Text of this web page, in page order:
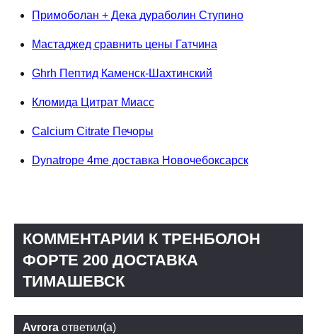
Примоболан + Дека дураболин Ступино
Мастаджед сравнить цены Гатчина
Ghrh Пептид Каменск-Шахтинский
Кломида Цитрат Миасс
Calcium Citrate Печоры
Dynatrope 4me доставка Новочебоксарск
КОММЕНТАРИИ К ТРЕНБОЛОН
ФОРТЕ 200 ДОСТАВКА
ТИМАШЕВСК
Avrora ответил(а)